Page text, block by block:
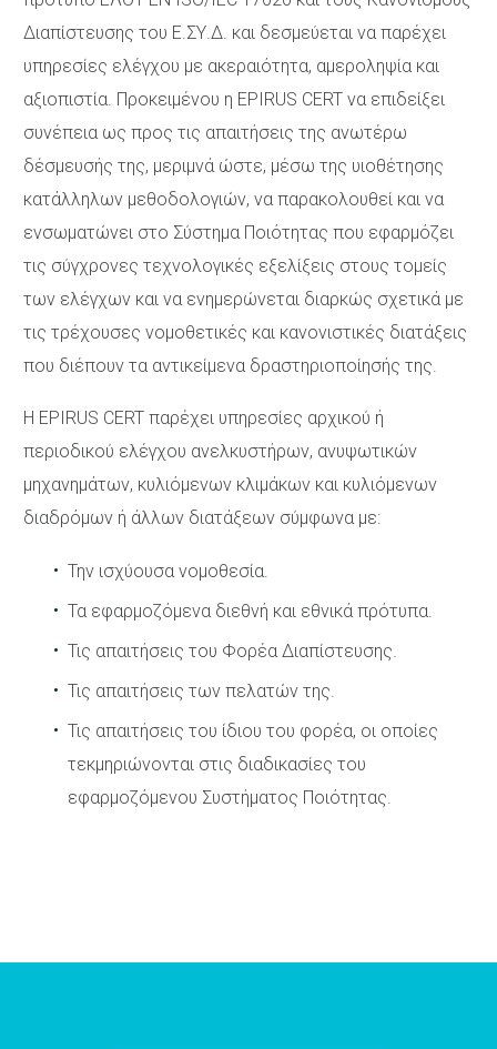
Διαπίστευσης του Ε.ΣΥ.Δ. και δεσμεύεται να παρέχει
υπηρεσίες ελέγχου με ακεραιότητα, αμεροληψία και
αξιοπιστία. Προκειμένου η EPIRUS CERT να επιδείξει
συνέπεια ως προς τις απαιτήσεις της ανωτέρω
δέσμευσής της, μεριμνά ώστε, μέσω της υιοθέτησης
κατάλληλων μεθοδολογιών, να παρακολουθεί και να
ενσωματώνει στο Σύστημα Ποιότητας που εφαρμόζει
τις σύγχρονες τεχνολογικές εξελίξεις στους τομείς
των ελέγχων και να ενημερώνεται διαρκώς σχετικά με
τις τρέχουσες νομοθετικές και κανονιστικές διατάξεις
που διέπουν τα αντικείμενα δραστηριοποίησής της.
Η EPIRUS CERT παρέχει υπηρεσίες αρχικού ή
περιοδικού ελέγχου ανελκυστήρων, ανυψωτικών
μηχανημάτων, κυλιόμενων κλιμάκων και κυλιόμενων
διαδρόμων ή άλλων διατάξεων σύμφωνα με:
Την ισχύουσα νομοθεσία.
Τα εφαρμοζόμενα διεθνή και εθνικά πρότυπα.
Τις απαιτήσεις του Φορέα Διαπίστευσης.
Τις απαιτήσεις των πελατών της.
Τις απαιτήσεις του ίδιου του φορέα, οι οποίες
τεκμηριώνονται στις διαδικασίες του
εφαρμοζόμενου Συστήματος Ποιότητας.